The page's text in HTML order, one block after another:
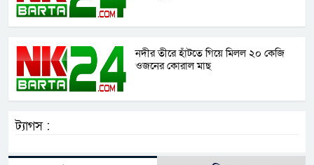
নদীর তীরে হাঁটতে গিয়ে মিলল ২০ কেজি
ওজনের কোরাল মাছ
ট্যাগস :